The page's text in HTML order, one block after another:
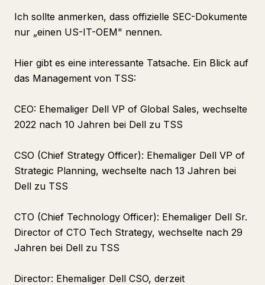
Ich sollte anmerken, dass offizielle SEC-Dokumente
nur „einen US-IT-OEM" nennen.
Hier gibt es eine interessante Tatsache. Ein Blick auf
das Management von TSS:
CEO: Ehemaliger Dell VP of Global Sales, wechselte
2022 nach 10 Jahren bei Dell zu TSS
CSO (Chief Strategy Officer): Ehemaliger Dell VP of
Strategic Planning, wechselte nach 13 Jahren bei
Dell zu TSS
CTO (Chief Technology Officer): Ehemaliger Dell Sr.
Director of CTO Tech Strategy, wechselte nach 29
Jahren bei Dell zu TSS
Director: Ehemaliger Dell CSO, derzeit